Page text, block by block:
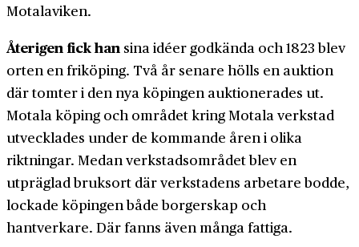
Motala­viken.
Återigen fick hansina idéer godkända och 1823 blev
orten en fri­köping. Två år senare hölls en auktion
där tomter i den nya köpingen auktionerades ut.
Motala köping och området kring Motala verkstad
utvecklades under de kommande åren i olika
riktningar. Medan verkstads­området blev en
utpräglad bruksort där verkstadens arbetare bodde,
lockade köpingen både borgerskap och
hantverkare. Där fanns även många fattiga.